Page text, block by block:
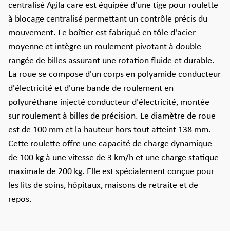
centralisé Agila care est équipée d'une tige pour roulette
à blocage centralisé permettant un contrôle précis du
mouvement. Le boîtier est fabriqué en tôle d'acier
moyenne et intègre un roulement pivotant à double
rangée de billes assurant une rotation fluide et durable.
La roue se compose d'un corps en polyamide conducteur
d'électricité et d'une bande de roulement en
polyuréthane injecté conducteur d'électricité, montée
sur roulement à billes de précision. Le diamètre de roue
est de 100 mm et la hauteur hors tout atteint 138 mm.
Cette roulette offre une capacité de charge dynamique
de 100 kg à une vitesse de 3 km/h et une charge statique
maximale de 200 kg. Elle est spécialement conçue pour
les lits de soins, hôpitaux, maisons de retraite et de
repos.